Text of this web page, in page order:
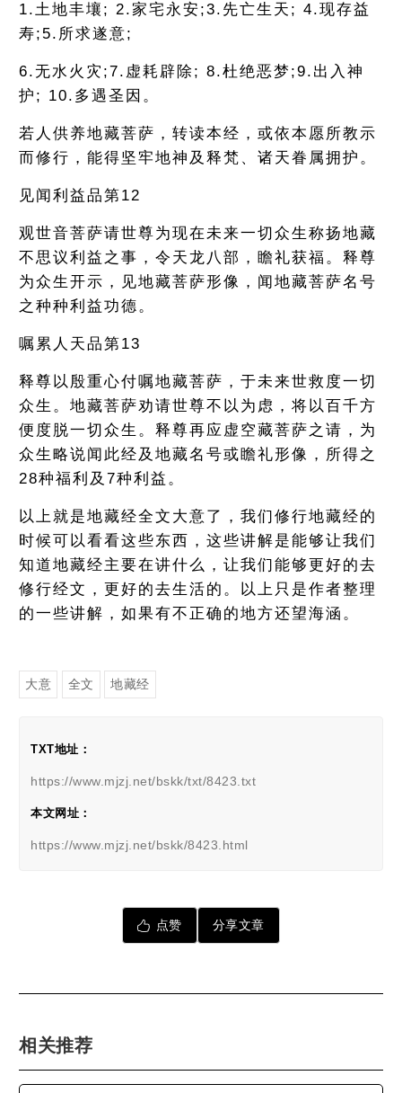
1.土地丰壤; 2.家宅永安;3.先亡生天; 4.现存益
寿;5.所求遂意;
6.无水火灾;7.虚耗辟除; 8.杜绝恶梦;9.出入神
护; 10.多遇圣因。
若人供养地藏菩萨，转读本经，或依本愿所教示
而修行，能得坚牢地神及释梵、诸天眷属拥护。
见闻利益品第12
观世音菩萨请世尊为现在未来一切众生称扬地藏
不思议利益之事，令天龙八部，瞻礼获福。释尊
为众生开示，见地藏菩萨形像，闻地藏菩萨名号
之种种利益功德。
嘱累人天品第13
释尊以殷重心付嘱地藏菩萨，于未来世救度一切
众生。地藏菩萨劝请世尊不以为虑，将以百千方
便度脱一切众生。释尊再应虚空藏菩萨之请，为
众生略说闻此经及地藏名号或瞻礼形像，所得之
28种福利及7种利益。
以上就是地藏经全文大意了，我们修行地藏经的
时候可以看看这些东西，这些讲解是能够让我们
知道地藏经主要在讲什么，让我们能够更好的去
修行经文，更好的去生活的。以上只是作者整理
的一些讲解，如果有不正确的地方还望海涵。
大意 全文 地藏经
TXT地址：
https://www.mjzj.net/bskk/txt/8423.txt
本文网址：
https://www.mjzj.net/bskk/8423.html
点赞 分享文章
相关推荐